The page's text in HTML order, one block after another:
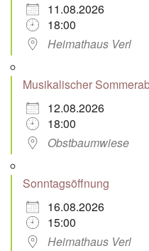
11.08.2026
18:00
Heimathaus Verl
Musikalischer
12.08.2026
18:00
Obstbaumwiese
Sonntagsöffnung
16.08.2026
15:00
Heimathaus Verl